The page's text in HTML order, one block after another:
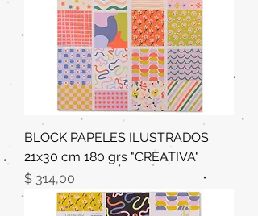
BLOCK PAPELES ILUSTRADOS
21x30 cm 180 grs "CREATIVA"
Precio
$ 314,00